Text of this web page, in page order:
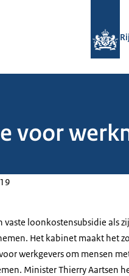
voor
vaste loonkostensubsidie als
Het kabinet maakt het zo
werkgevers om mensen
Minister Thierry Aartsen